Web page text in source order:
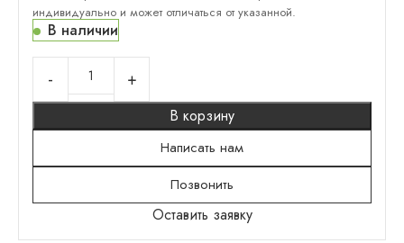
индивидуально и может отличаться от указанной.
В наличии
В корзину
Написать нам
Позвонить
Оставить заявку